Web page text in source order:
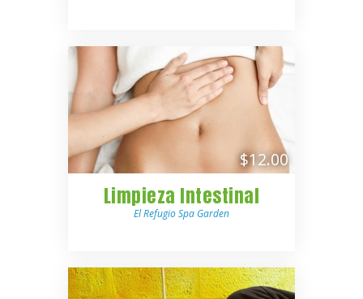
$12.00
Limpieza Intestinal
El Refugio Spa Garden